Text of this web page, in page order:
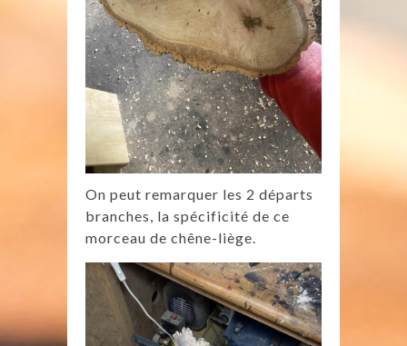
On peut remarquer les 2 départs
branches, la spécificité de ce
morceau de chêne-liège.